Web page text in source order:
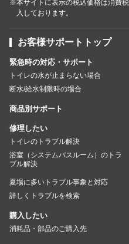
※本サイトに表示の税込価格は消費
入しております。
お客様サポートトップ
緊急時の対応・サポート
トイレの水が止まらない場合
断水/給水制限時の場合
商品別サポート
修理したい
トイレのトラブル解決
浴室（システムバスルーム）のトラ
ブル解決
夏場に多いトラブル事象と対応
詳しくトラブルを検索
購入したい
消耗品・部品のご購入先